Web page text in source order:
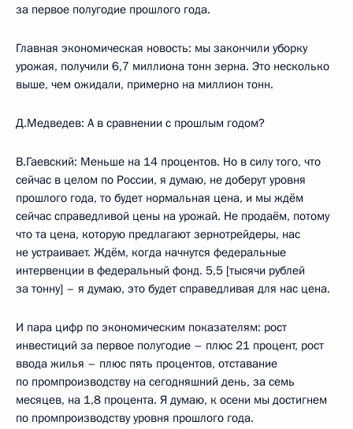
за первое полугодие прошлого года.
Главная экономическая новость: мы закончили уборку
урожая, получили 6,7 миллиона тонн зерна. Это несколько
выше, чем ожидали, примерно на миллион тонн.
Д.Медведев: А в сравнении с прошлым годом?
В.Гаевский: Меньше на 14 процентов. Но в силу того, что
сейчас в целом по России, я думаю, не доберут уровня
прошлого года, то будет нормальная цена, и мы ждём
сейчас справедливой цены на урожай. Не продаём, потому
что та цена, которую предлагают зернотрейдеры, нас
не устраивает. Ждём, когда начнутся федеральные
интервенции в федеральный фонд. 5,5 [тысячи рублей
за тонну] – я думаю, это будет справедливая для нас цена.
И пара цифр по экономическим показателям: рост
инвестиций за первое полугодие – плюс 21 процент, рост
ввода жилья – плюс пять процентов, отставание
по промпроизводству на сегодняшний день, за семь
месяцев, на 1,8 процента. Я думаю, к осени мы достигнем
по промпроизводству уровня прошлого года.